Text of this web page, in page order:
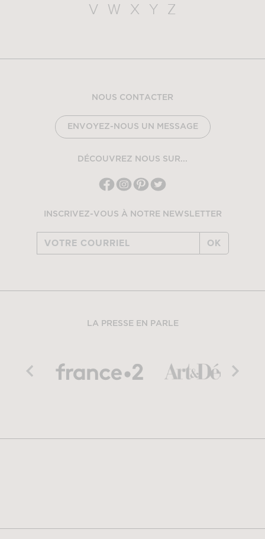
V
W X Y Z
NOUS CONTACTER
ENVOYEZ-NOUS UN MESSAGE
DÉCOUVREZ NOUS SUR...
INSCRIVEZ-VOUS À NOTRE NEWSLETTER
OK
LA PRESSE EN PARLE